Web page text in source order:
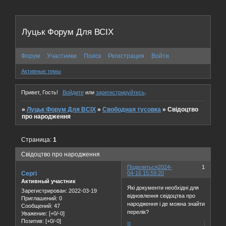
Луцьк Форум Для ВСІХ
Форум Участники Поиск Регистрация Войти
Активные темы
Привет, Гость! Войдитеили зарегистрируйтесь.
»Луцьк Форум Для ВСІХ »Свободная тусовка »Свідоцтво
про народження
Свідоцтво про народження
Страница:1
Поделиться 1
2024-
04-16 15:59:20
Сергі
Активный участник
Зарегистрирован: 2022-03-19
Приглашений: 0
Сообщений: 47
Уважение: [+0/-0]
Позитив: [+0/-0]
Які документи необхідні для
відновлення свідоцтва про
народження і де можна знайти
перелік?
0